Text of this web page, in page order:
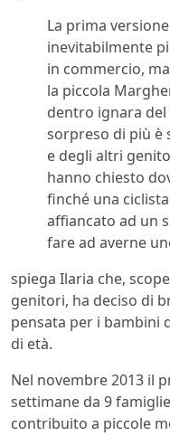
La prima
inevitabilmente
in commercio,
la piccola
dentro ignara
sorpreso di più è
e degli altri
hanno chiesto
finché una
affiancato ad un
fare ad averne
spiega Ilaria che,
genitori, ha deciso di
pensata per i bambini
di età.
Nel novembre 2013 il
settimane da 9
contribuito a piccole